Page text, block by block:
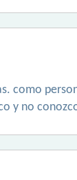
como
y no